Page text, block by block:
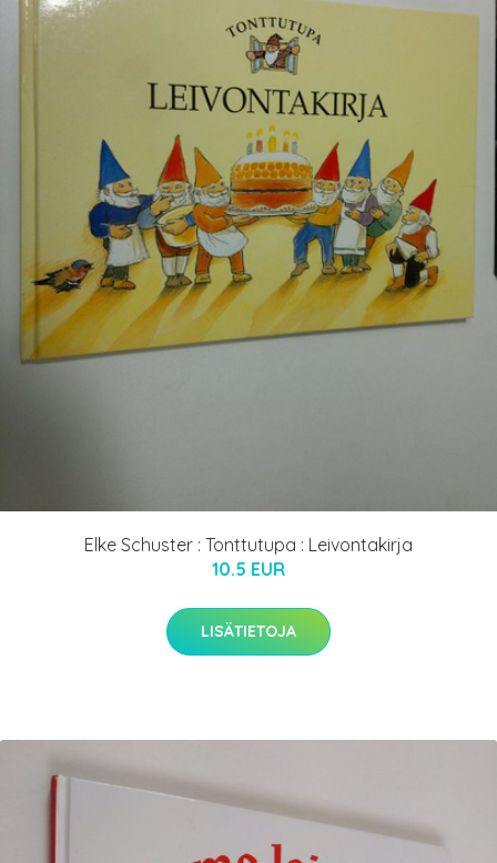
Elke Schuster : Tonttutupa : Leivontakirja
10.5 EUR
LISÄTIETOJA